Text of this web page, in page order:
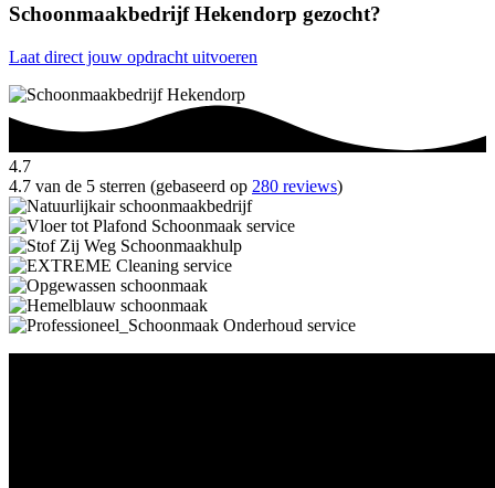
Schoonmaakbedrijf Hekendorp gezocht?
Laat direct jouw opdracht uitvoeren
4.7
4.7 van de 5 sterren (gebaseerd op 280 reviews)